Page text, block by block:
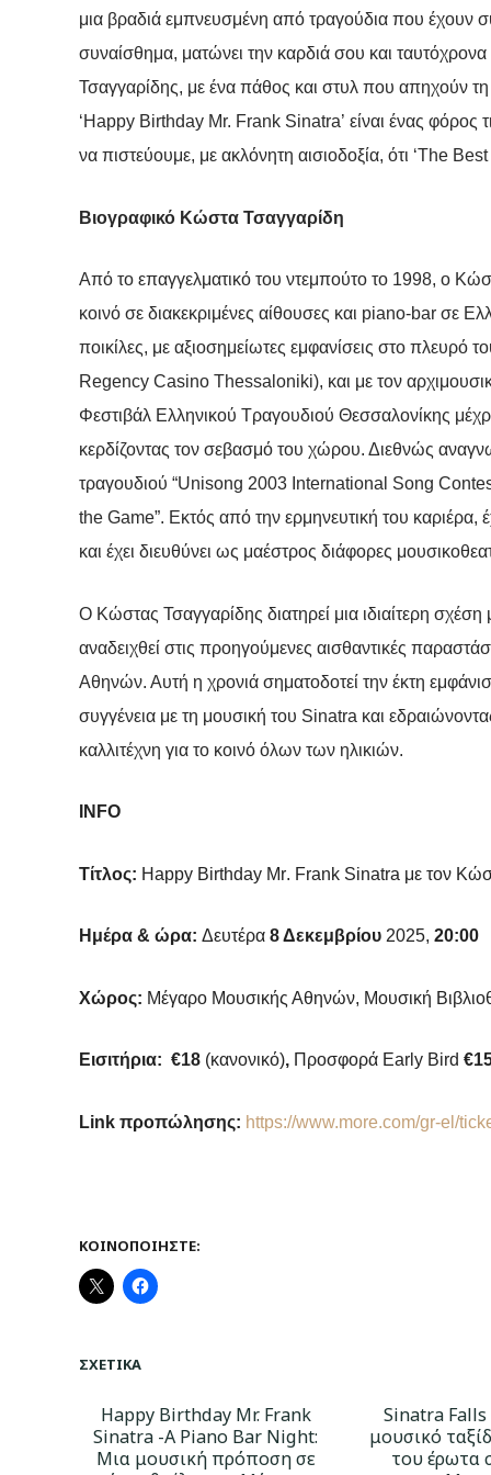
μια βραδιά εμπνευσμένη από τραγούδια που έχουν
συναίσθημα, ματώνει την καρδιά σου και
Τσαγγαρίδης, με ένα πάθος και στυλ που απηχούν τη
‘Happy Birthday Mr. Frank Sinatra’ είναι ένας φόρος
να πιστεύουμε, με ακλόνητη αισιοδοξία, ότι ‘The
Βιογραφικό Κώστα Τσαγγαρίδη
Από το επαγγελματικό του ντεμπούτο το 1998, o
κοινό σε διακεκριμένες αίθουσες και piano-bar σε
ποικίλες, με αξιοσημείωτες εμφανίσεις στο πλευρό
Regency Casino Thessaloniki), και με τον
Φεστιβάλ Ελληνικού Τραγουδιού Θεσσαλονίκης
κερδίζοντας τον σεβασμό του χώρου. Διεθνώς
τραγουδιού “Unisong 2003 International Song
the Game”. Εκτός από την ερμηνευτική του καριέρα,
και έχει διευθύνει ως μαέστρος διάφορες
Ο Κώστας Τσαγγαρίδης διατηρεί μια ιδιαίτερη
αναδειχθεί στις προηγούμενες αισθαντικές
Αθηνών. Αυτή η χρονιά σηματοδοτεί την έκτη
συγγένεια με τη μουσική του Sinatra και
καλλιτέχνη για το κοινό όλων των ηλικιών.
INFO
Τίτλος: Happy Birthday Mr. Frank Sinatra με τον
Ημέρα & ώρα: Δευτέρα 8 Δεκεμβρίου 2025, 20:00
Χώρος: Μέγαρο Μουσικής Αθηνών, Μουσική
Εισιτήρια: €18 (κανονικό), Προσφορά Early Bird
Link προπώλησης: https://www.more.com/gr-el/
ΚΟΙΝΟΠΟΙΉΣΤΕ:
ΣΧΕΤΙΚΆ
Happy Birthday Mr. Frank
Sinatra -A Piano Bar Night:
Μια μουσική πρόποση σε
Sinatra
μουσικό
του έρωτα